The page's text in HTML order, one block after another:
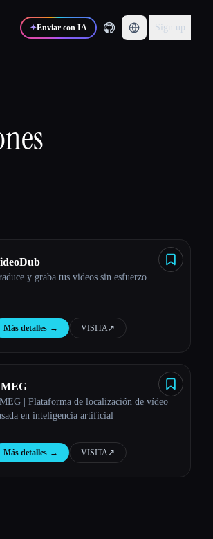
✦Enviar con IA Sign up
y graba tus videos sin esfuerzo
Más detalles → VISITA↗︎
| Plataforma de localización de vídeo
en inteligencia artificial
Más detalles → VISITA↗︎